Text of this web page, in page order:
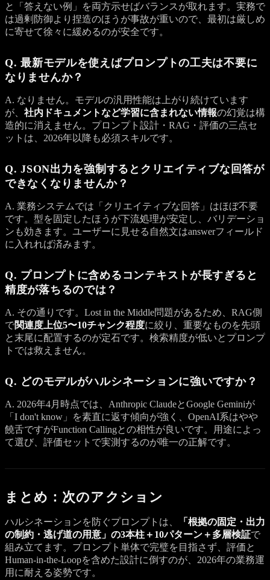
と「答えない例」を両方示せばバランスが取れます。実務で
は過剰防御より捏造のほうが事故が重いので、最初は厳しめ
に寄せて徐々に緩めるのが安全です。
Q. 最新モデルを使えばプロンプトの工夫は不要に
なりませんか？
A. なりません。モデルの汎用性能は上がり続けています
が、 社内ドキュメントなど学習に含まれない情報の幻覚は構
造的に消えません。プロンプト設計・RAG・評価の三点セ
ットは、2026年以降も必須スキルです。
Q. JSON出力を強制するとクリエイティブな回答が
できなくなりませんか？
A. 業務システムでは「クリエイティブな回答」はほぼ不要
です。型を固定したほうが下流処理が安定し、バリデーショ
ンも効きます。ユーザーに見せる自然文はanswerフィールド
に入れれば済みます。
Q. プロンプトに含めるコンテキストが長すぎると
精度が落ちるのでは？
A. その通りです。Lost in the Middle問題があるため、RAG側
で関連度上位5〜10チャンク程度に絞り、重要なものを先頭
と末尾に配置するのが定石です。検索精度が低いとプロンプ
トでは救えません。
Q. どのモデルがハルシネーションに強いですか？
A. 2026年4月時点では、Anthropic ClaudeとGoogle Geminiが
「I don't know」を素直に返す傾向が強く、OpenAI系はやや
饒舌ですがFunction Callingとの相性が良いです。用途によっ
て選び、評価セットで実測するのが唯一の正解です。
まとめ：次のアクション
ハルシネーションを防ぐプロンプトは、
「根拠の固定・出力
の制約・逃げ道の用意」の3本柱＋10パターン＋多層検証で
組み立てます。プロンプト単体で完璧を目指さず、評価と
Human-in-the-Loopを含めた設計に倒すのが、2026年の業務運
用に耐える姿勢です。